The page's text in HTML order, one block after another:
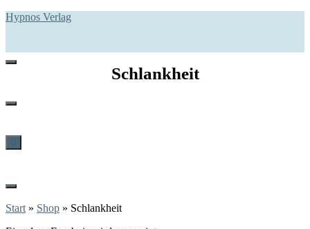
Hypnos Verlag
Schlankheit
Start » Shop » Schlankheit